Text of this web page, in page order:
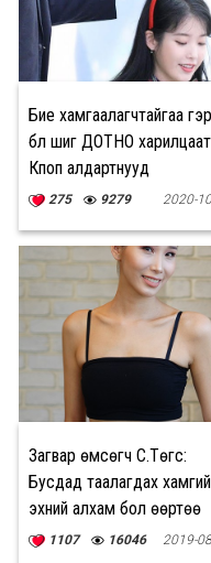
Бие хамгаалагчтайгаа гэр
бүл шиг ДОТНО
Кпоп алдартнууд
275 9279 2020-
Загвар өмсөгч С.Төгс:
Бусдад таалагдах
эхний алхам бол өөртөө
таалагдах
1107 16046 2019-